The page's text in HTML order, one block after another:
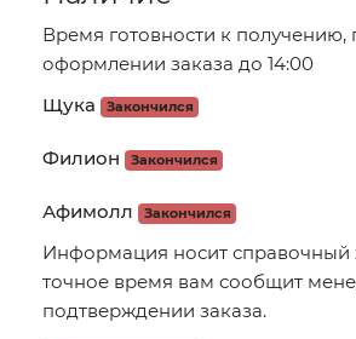
Время готовности к получению,
оформлении заказа до 14:00
Щука
Закончился
Филион Закончился
Афимолл Закончился
Информация носит справочный
точное время вам сообщит
подтверждении заказа.